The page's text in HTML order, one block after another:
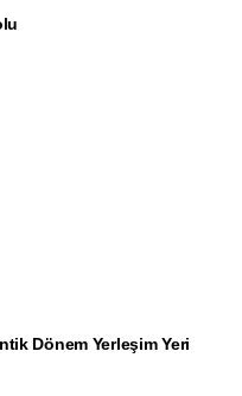
Dönem Yerleşim Yeri